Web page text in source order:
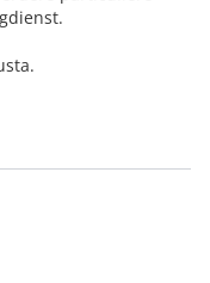
als je iets minder